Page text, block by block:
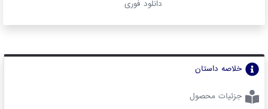
دانلود فوری
خلاصه داستان
جزئیات محصول